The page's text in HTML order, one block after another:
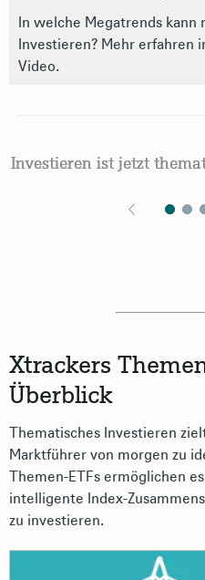
In welche Megatrends
Investieren? Mehr erfahren
Video.
Investieren ist jetzt
Xtrackers
Überblick
Thematisches Investieren
Marktführer von morgen zu
Themen-ETFs ermöglichen
intelligente Index-
zu investieren.